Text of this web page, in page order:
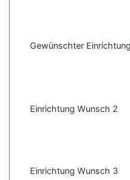
Gewünschter Einrichtung
Einrichtung Wunsch 2
Einrichtung Wunsch 3